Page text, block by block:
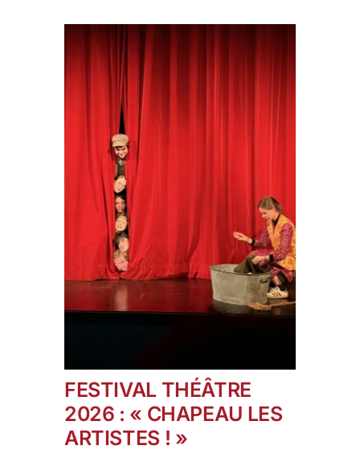
La transition écologique
FESTIVAL THÉÂTRE
2026 : « CHAPEAU LES
ARTISTES ! »